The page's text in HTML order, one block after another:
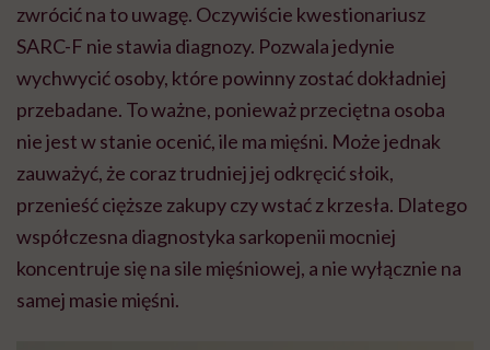
zwrócić na to uwagę. Oczywiście kwestionariusz
SARC-F nie stawia diagnozy. Pozwala jedynie
wychwycić osoby, które powinny zostać dokładniej
przebadane. To ważne, ponieważ przeciętna osoba
nie jest w stanie ocenić, ile ma mięśni. Może jednak
zauważyć, że coraz trudniej jej odkręcić słoik,
przenieść cięższe zakupy czy wstać z krzesła. Dlatego
współczesna diagnostyka sarkopenii mocniej
koncentruje się na sile mięśniowej, a nie wyłącznie na
samej masie mięśni.